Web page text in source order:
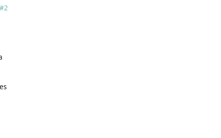
#2